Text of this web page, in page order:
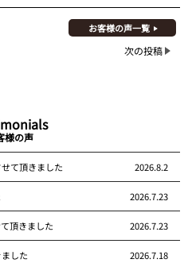
お客様の声一覧
次の投稿
様の声
て頂きました 2026.8.2
2026.7.23
頂きました 2026.7.23
した 2026.7.18